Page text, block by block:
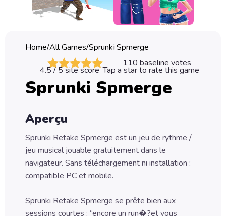
Classic
Sprunki
Games
Car
Games
Games
Puzzle
Games
Home/All Games/Sprunki Spmerge
110 baseline votes
4.5/ 5 site score Tap a star to rate this game
Sprunki Spmerge
Aperçu
Sprunki Retake Spmerge est un jeu de rythme /
jeu musical jouable gratuitement dans le
navigateur. Sans téléchargement ni installation :
compatible PC et mobile.
Sprunki Retake Spmerge se prête bien aux
sessions courtes : “encore un run�?et vous